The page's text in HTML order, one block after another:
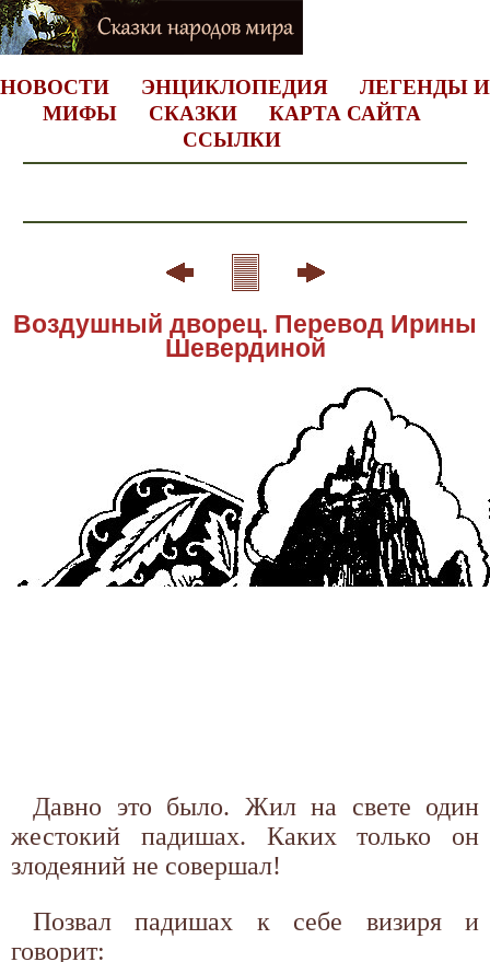
НОВОСТИ ЭНЦИКЛОПЕДИЯ
ЛЕГЕНДЫ И
МИФЫ
СКАЗКИ
КАРТА САЙТА
ССЫЛКИ
Воздушный дворец. Перевод Ирины
Шевердиной
Давно это было. Жил на свете один
жестокий падишах. Каких только он
злодеяний не совершал!
Позвал падишах к себе визиря и
говорит: